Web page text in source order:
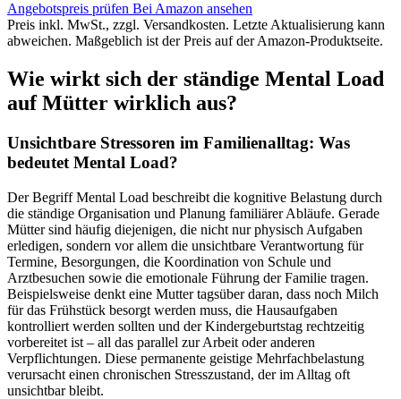
Angebotspreis prüfen Bei Amazon ansehen
Preis inkl. MwSt., zzgl. Versandkosten. Letzte Aktualisierung kann
abweichen. Maßgeblich ist der Preis auf der Amazon-Produktseite.
Wie wirkt sich der ständige Mental Load
auf Mütter wirklich aus?
Unsichtbare Stressoren im Familienalltag: Was
bedeutet Mental Load?
Der Begriff Mental Load beschreibt die kognitive Belastung durch
die ständige Organisation und Planung familiärer Abläufe. Gerade
Mütter sind häufig diejenigen, die nicht nur physisch Aufgaben
erledigen, sondern vor allem die unsichtbare Verantwortung für
Termine, Besorgungen, die Koordination von Schule und
Arztbesuchen sowie die emotionale Führung der Familie tragen.
Beispielsweise denkt eine Mutter tagsüber daran, dass noch Milch
für das Frühstück besorgt werden muss, die Hausaufgaben
kontrolliert werden sollten und der Kindergeburtstag rechtzeitig
vorbereitet ist – all das parallel zur Arbeit oder anderen
Verpflichtungen. Diese permanente geistige Mehrfachbelastung
verursacht einen chronischen Stresszustand, der im Alltag oft
unsichtbar bleibt.